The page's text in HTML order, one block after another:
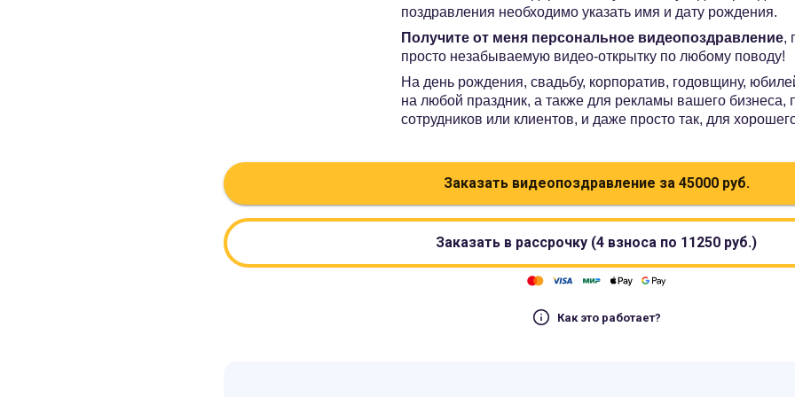
поздравления необходимо указать имя и дату рождения.
Получите от меня персональное видеопоздравление,
просто незабываемую видео-открытку по любому поводу!
На день рождения, свадьбу, корпоратив, годовщину,
на любой праздник, а также для рекламы вашего бизнеса,
сотрудников или клиентов, и даже просто так, для
Заказать видеопоздравление за 45000руб.
Заказать в рассрочку (4 взноса по 11250 руб.)
Как это работает?